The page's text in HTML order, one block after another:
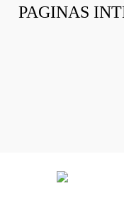
PAGINAS